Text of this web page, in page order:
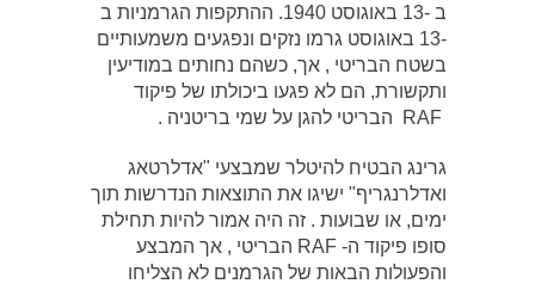
ב -13 באוגוסט 1940. ההתקפות הגרמניות ב
-13 באוגוסט גרמו נזקים ונפגעים משמעותיים
בשטח הבריטי , אך, כשהם נחותים במודיעין
ותקשורת, הם לא פגעו ביכולתו של פיקוד
גרינג הבטיח להיטלר שמבצעי "אדלרטאג
ואדלרנגריף" ישיגו את התוצאות הנדרשות תוך
ימים, או שבועות . זה היה אמור להיות תחילת
סופו פיקוד ה- RAF הבריטי , אך המבצע
והפעולות הבאות של הגרמנים לא הצליחו